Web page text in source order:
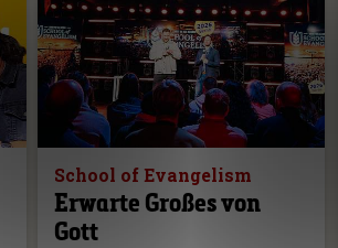
School of Evangelism
Erwarte Großes von
Gott